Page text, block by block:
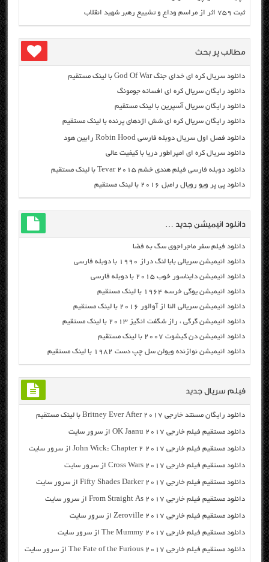
ثبت ۷۵۹ اثر از مراسم وداع و تشییع رهبر شهید انقلاب
مطالب پر بحث
دانلود سریال کره ای خدای جنگ God Of War با لینک مستقیم
دانلود رایگان سریال کره ای افسانه جومونگ
دانلود رایگان سریال آسپرین با لینک مستقیم
دانلود رایگان سریال کره ای شش اژدهای پرنده با لینک مستقیم
دانلود فصل اول سریال دوبله فارسی Robin Hood رابین هود
دانلود سریال کره ای امپراطور دریا با کیفیت عالی
دانلود دوبله فارسی فیلم هندی خشم Tevar ۲۰۱۵ با لینک مستقیم
دانلود پی پر ویو رویال رامبل ۲۰۱۶ با لینک مستقیم
دانلود انیمیشن جدید …
دانلود فیلم سفر ماجراجوی سگ به فضا
دانلود انیمیشن سریالی بابا لنگ دراز ۱۹۹۰ با دوبله فارسی
دانلود انیمیشن دایناسور خوب ۲۰۱۵ با دوبله فارسی
دانلود انیمیشن یوگی خرسه ۱۹۶۴ با لینک مستقیم
دانلود انیمیشن سریالی النا از آوالور ۲۰۱۶ با لینک مستقیم
دانلود انیمیشن گرگی ، راز شگفت انگیز ۲۰۱۳ با لینک مستقیم
دانلود انیمیشن دن کیشوت ۲۰۰۷ با لینک مستقیم
دانلود انیمیشن نوازنده ویولن سل چپ دست ۱۹۸۲ با لینک مستقیم
فیلم سریال جدید
دانلود رایگان مسنتد خارجی Britney Ever After 2017 با لینک مستقیم
دانلود مستقیم فیلم خارجی OK Jaanu 2017 از سرور سایت
دانلود مستقیم فیلم خارجی John Wick: Chapter 2 2017 از سرور سایت
دانلود مستقیم فیلم خارجی Cross Wars 2017 از سرور سایت
دانلود مستقیم فیلم خارجی Fifty Shades Darker 2017 از سرور سایت
دانلود مستقیم فیلم خارجی From Straight As 2017 از سرور سایت
دانلود مستقیم فیلم خارجی Zeroville 2017 از سرور سایت
دانلود مستقیم فیلم خارجی The Mummy 2017 از سرور سایت
دانلود مستقیم فیلم خارجی The Fate of the Furious 2017 از سرور سایت